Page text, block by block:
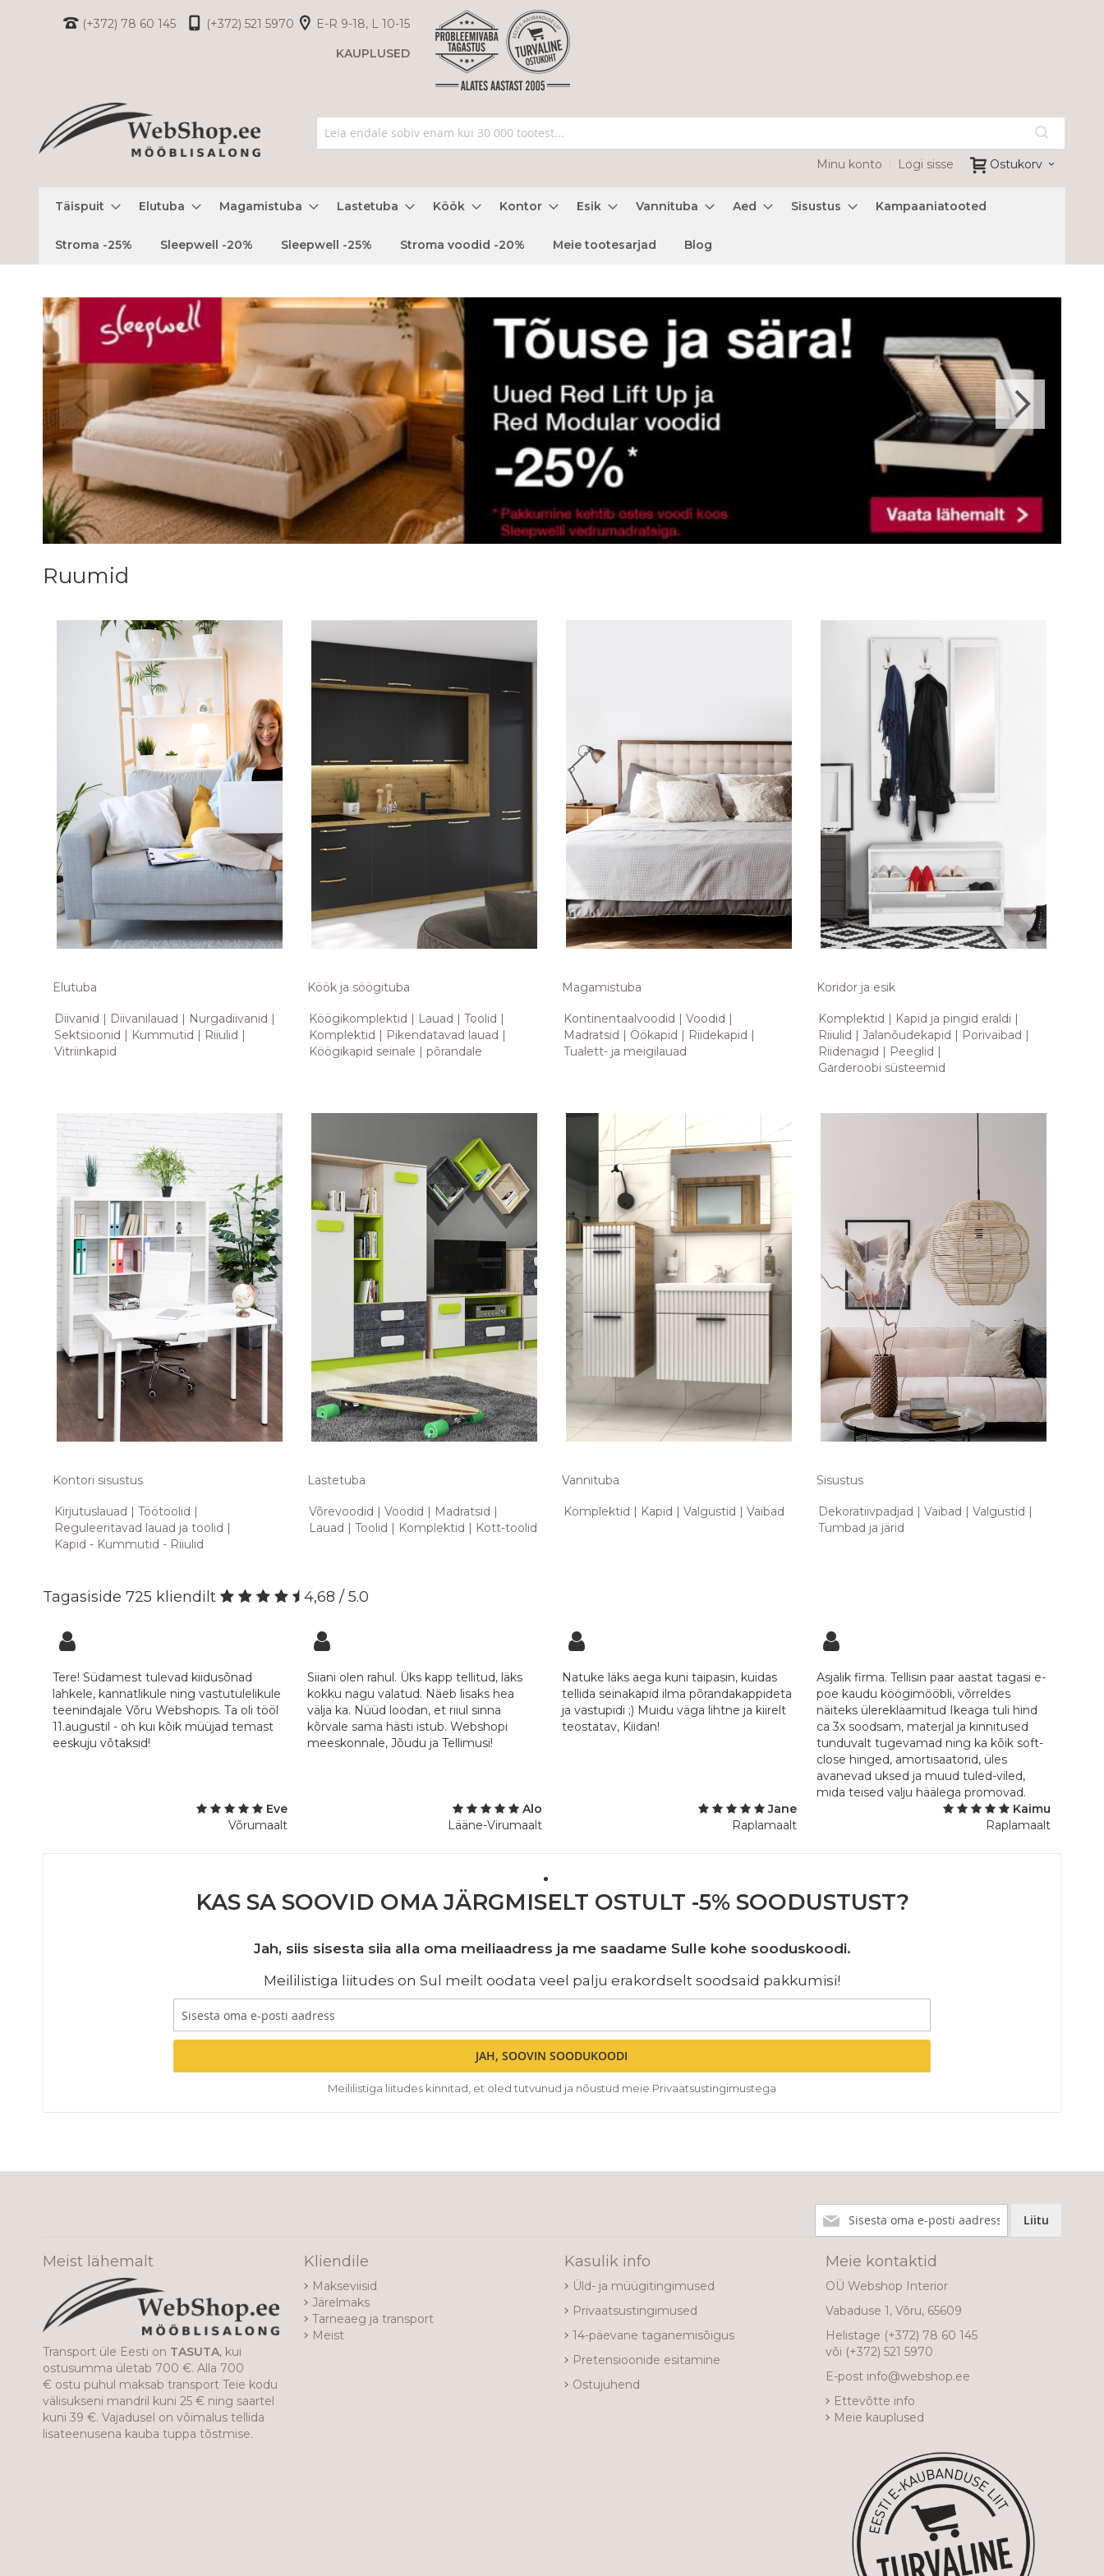
(+372) 78 60 145 (+372) 521 5970
E-R 9-18, L 10-15
KAUPLUSED
Ostukorv
Minu konto Logi sisse
Täispuit Elutuba Magamistuba Lastetuba Köök Kontor Esik Vannituba Aed Sisustus Kampaaniatooted
Stroma -25% Sleepwell -20% Sleepwell -25% Stroma voodid -20% Meie tootesarjad Blog
Ruumid
Elutuba
Diivanid Diivanilauad
Nurgadiivanid
Sektsioonid
Kummutid
Riiulid
Vitriinkapid
Köök ja söögituba
Köögikomplektid Lauad
Toolid
Komplektid
Pikendatavad lauad
Köögikapid seinale
põrandale
Magamistuba
Kontinentaalvoodid
Voodid
Madratsid
Öökapid
Riidekapid
Tualett- ja meigilauad
Koridor ja esik
Komplektid
Kapid ja pingid eraldi
Riiulid
Jalanõudekapid
Porivaibad
Riidenagid
Peeglid
Garderoobi süsteemid
Kontori sisustus
Kirjutuslauad
Töötoolid
Reguleeritavad lauad ja toolid
Kapid - Kummutid - Riiulid
Lastetuba
Võrevoodid Voodid
Madratsid
Lauad
Toolid Komplektid Kott-toolid
Vannituba
Komplektid Kapid Valgustid Vaibad
Sisustus
Dekoratiivpadjad Vaibad
Valgustid
Tumbad ja järid
Tagasiside 725 kliendilt 4,68 / 5.0
Tere! Südamest tulevad kiidusõnad
lahkele, kannatlikule ning vastutulelikule
teenindajale Võru Webshopis. Ta oli tööl
11.augustil - oh kui kõik müüjad temast
eeskuju võtaksid!
Eve
Võrumaalt
Siiani olen rahul. Üks kapp tellitud, läks
kokku nagu valatud. Näeb lisaks hea
välja ka. Nüüd loodan, et riiul sinna
kõrvale sama hästi istub. Webshopi
meeskonnale, Jõudu ja Tellimusi!
Alo
Lääne-Virumaalt
Natuke läks aega kuni taipasin, kuidas
tellida seinakapid ilma põrandakappideta
ja vastupidi ;) Muidu väga lihtne ja kiirelt
teostatav, Kiidan!
Jane
Raplamaalt
Asjalik firma. Tellisin paar aastat tagasi e-
poe kaudu köögimööbli, võrreldes
näiteks ülereklaamitud Ikeaga tuli hind
ca 3x soodsam, materjal ja kinnitused
tunduvalt tugevamad ning ka kõik soft-
close hinged, amortisaatorid, üles
avanevad uksed ja muud tuled-viled,
mida teised valju häälega promovad.
Kaimu
Raplamaalt
KAS SA SOOVID OMA JÄRGMISELT OSTULT -5% SOODUSTUST?
Jah, siis sisesta siia alla oma meiliaadress ja me saadame Sulle kohe sooduskoodi.
Meililistiga liitudes on Sul meilt oodata veel palju erakordselt soodsaid pakkumisi!
JAH, SOOVIN SOODUKOODI
Meililistiga liitudes kinnitad, et oled tutvunud ja nõustud meie Privaatsustingimustega
meie
Liitu
Meist lähemalt
Transport üle Eesti on TASUTA, kui
ostusumma ületab 700 €. Alla 700
€ ostu puhul maksab transport Teie kodu
välisukseni mandril kuni 25 € ning saartel
kuni 39 €. Vajadusel on võimalus tellida
lisateenusena kauba tuppa tõstmise.
Kliendile
Makseviisid
Järelmaks
Tarneaeg ja transport
Meist
Kasulik info
Üld- ja müügitingimused
Privaatsustingimused
14-päevane taganemisõigus
Pretensioonide esitamine
Ostujuhend
Meie kontaktid
OÜ Webshop Interior
Vabaduse 1, Võru, 65609
Helistage (+372) 78 60 145
või (+372) 521 5970
E-post info@webshop.ee
Ettevõtte info
Meie kauplused